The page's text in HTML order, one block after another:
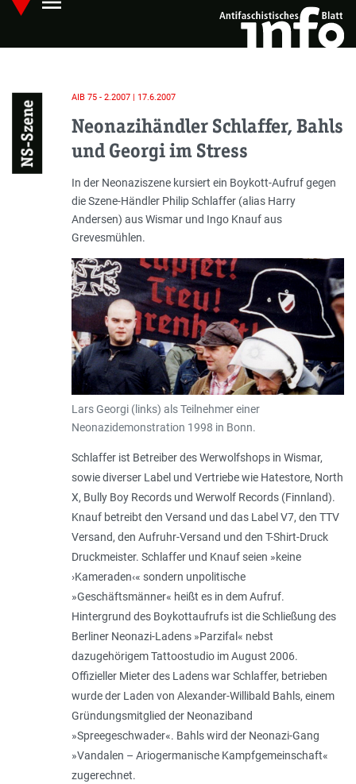
Skip
main
Hauptmenü öffnen
NS-Szene
AIB 75 - 2.2007 | 17.6.2007
Neonazihändler Schlaffer, Bahls
und Georgi im Stress
Einleitung
In der Neonaziszene kursiert ein Boykott-Aufruf gegen
die Szene-Händler Philip Schlaffer (alias Harry
Andersen) aus Wismar und Ingo Knauf aus
Grevesmühlen.
Lars Georgi (links) als Teilnehmer einer
Neonazidemonstration 1998 in Bonn.
Schlaffer ist Betreiber des Werwolfshops in Wismar,
sowie diverser Label und Vertriebe wie Hatestore, North
X, Bully Boy Records und Werwolf Records (Finnland).
Knauf betreibt den Versand und das Label V7, den TTV
Versand, den Aufruhr-Versand und den T-Shirt-Druck
Druckmeister. Schlaffer und Knauf seien »keine
›Kameraden‹« sondern unpolitische
»Geschäftsmänner« heißt es in dem Aufruf.
Hintergrund des Boykottaufrufs ist die Schließung des
Berliner Neonazi-Ladens »Parzifal« nebst
dazugehörigem Tattoostudio im August 2006.
Offizieller Mieter des Ladens war Schlaffer, betrieben
wurde der Laden von Alexander-Willibald Bahls, einem
Gründungsmitglied der Neonaziband
»Spreegeschwader«. Bahls wird der Neonazi-Gang
»Vandalen – Ariogermanische Kampfgemeinschaft«
zugerechnet.